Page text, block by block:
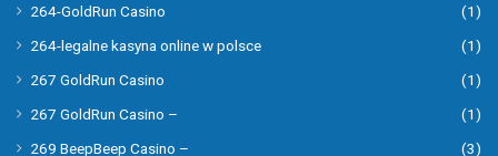
264-GoldRun Casino
(1)
264-legalne kasyna online w polsce
(1)
267 GoldRun Casino
(1)
267 GoldRun Casino –
(1)
269 BeepBeep Casino –
(3)